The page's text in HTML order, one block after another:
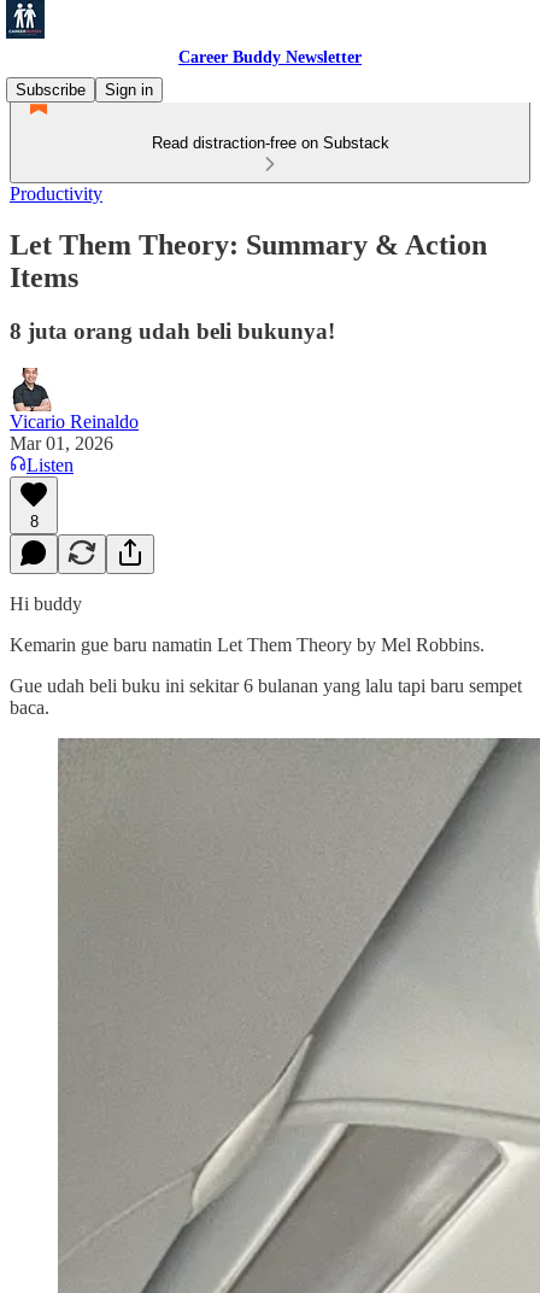
Career Buddy Newsletter
Subscribe
Sign in
Read distraction-free on Substack
Productivity
Let Them Theory: Summary & Action
Items
8 juta orang udah beli bukunya!
Vicario Reinaldo
Mar 01, 2026
Listen
8
Hi buddy
Kemarin gue baru namatin Let Them Theory by Mel Robbins.
Gue udah beli buku ini sekitar 6 bulanan yang lalu tapi baru sempet
baca.